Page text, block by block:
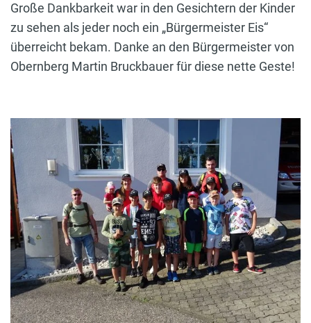
Große Dankbarkeit war in den Gesichtern der Kinder
zu sehen als jeder noch ein „Bürgermeister Eis“
überreicht bekam. Danke an den Bürgermeister von
Obernberg Martin Bruckbauer für diese nette Geste!